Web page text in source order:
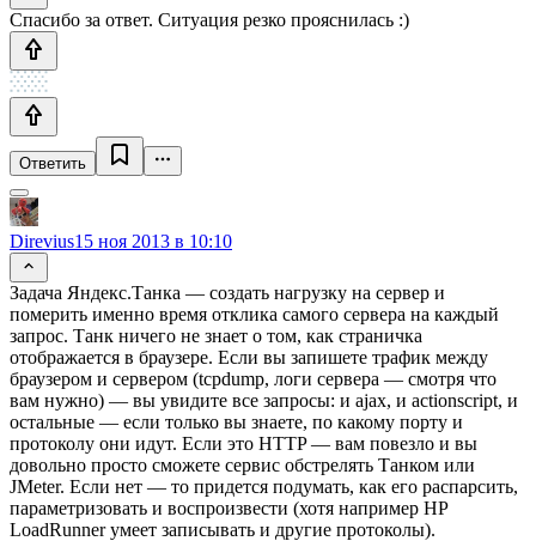
Спасибо за ответ. Ситуация резко прояснилась :)
Ответить
Direvius15 ноя 2013 в 10:10
Задача Яндекс.Танка — создать нагрузку на сервер и
померить именно время отклика самого сервера на каждый
запрос. Танк ничего не знает о том, как страничка
отображается в браузере. Если вы запишете трафик между
браузером и сервером (tcpdump, логи сервера — смотря что
вам нужно) — вы увидите все запросы: и ajax, и actionscript, и
остальные — если только вы знаете, по какому порту и
протоколу они идут. Если это HTTP — вам повезло и вы
довольно просто сможете сервис обстрелять Танком или
JMeter. Если нет — то придется подумать, как его распарсить,
параметризовать и воспроизвести (хотя например HP
LoadRunner умеет записывать и другие протоколы).